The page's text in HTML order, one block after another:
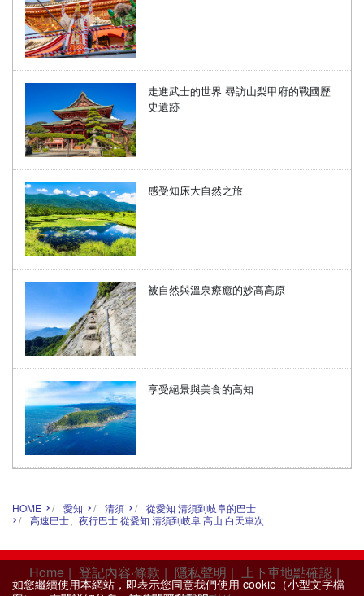
走進武士的世界 尋訪山梨甲府的戰國歷
史遺跡
感受知床大自然之旅
被自然與溫泉療癒的妙高高原
享受絕景與美食的高知
HOME 愛知 清須
從愛知 清須到岐阜的巴士
高速巴士、夜行巴士 從愛知 清須到岐阜 高山 白天車次
如您繼續使用本網站，即表示您同意我們使用 cookie（小型文字檔
Home | 登記內容‧條款 | 隱私聲明 | 上下車地點確認 |